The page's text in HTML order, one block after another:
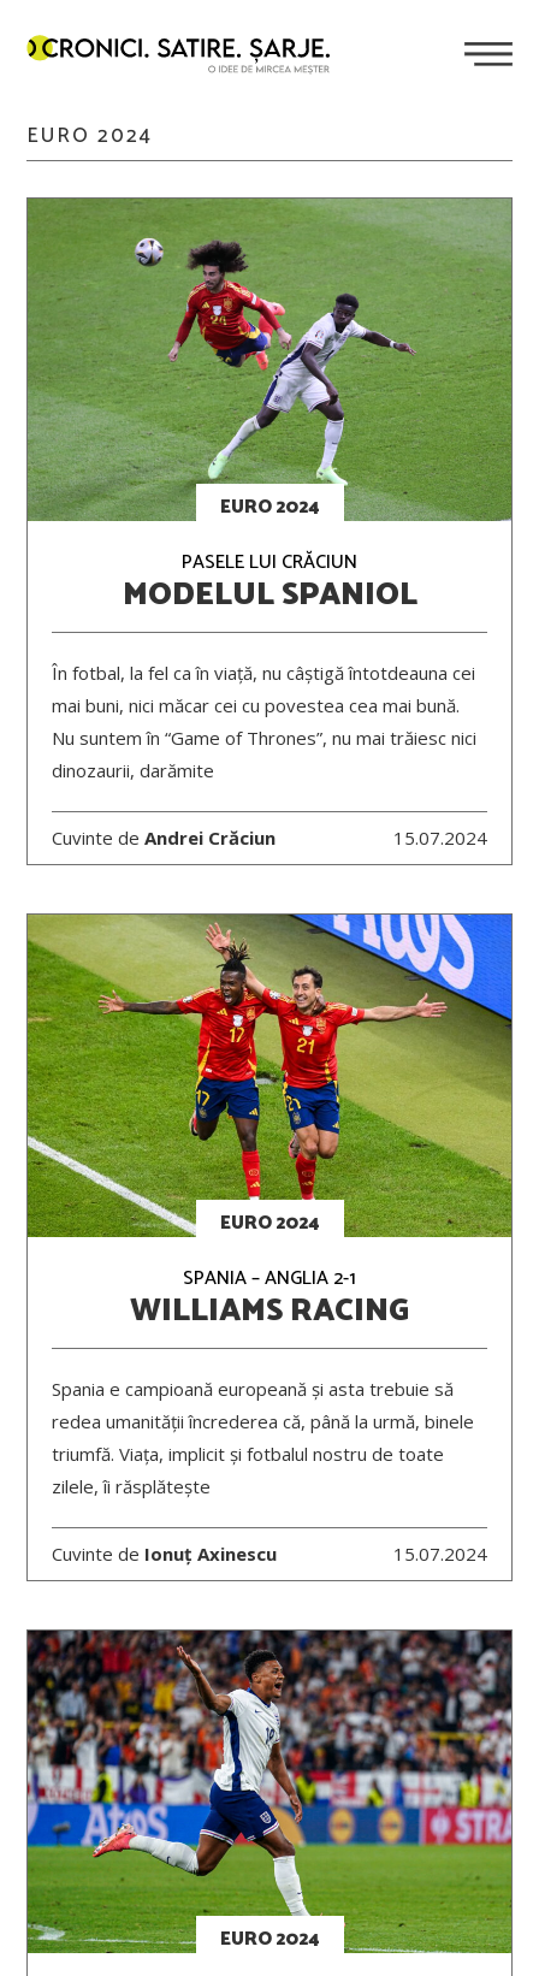
EURO 2024
EURO 2024
PASELE LUI CRĂCIUN
MODELUL SPANIOL
În fotbal, la fel ca în viață, nu câștigă întotdeauna cei
mai buni, nici măcar cei cu povestea cea mai bună.
Nu suntem în “Game of Thrones”, nu mai trăiesc nici
dinozaurii, darămite
Cuvinte deAndrei Crăciun 15.07.2024
EURO 2024
SPANIA – ANGLIA 2-1
WILLIAMS RACING
Spania e campioană europeană și asta trebuie să
redea umanității încrederea că, până la urmă, binele
triumfă. Viața, implicit și fotbalul nostru de toate
zilele, îi răsplătește
Cuvinte de Ionuț Axinescu 15.07.2024
EURO 2024